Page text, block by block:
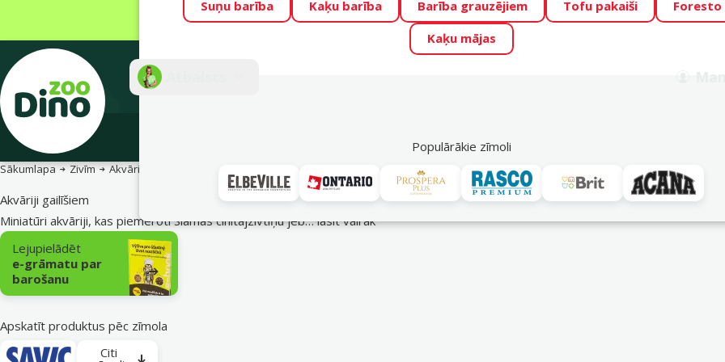
Visu mēnesi Dino Zoo piedāvā lieliskas cenas mīluļu TOP barībām! 🍖 →
Fotokonkurss “GADA ŪSAIŅI”! Varbūt tieši Tavs mīlulis būs 2027. gada
Suņu barība Kaķu barība Barība grauzējiem Tofu pakaiši
Foresto
Kaķu mājas
Populārākie zīmoli
Akciju piedāvājumi
Sākumlapa Zivīm Akvāriji un piederumi
Akvāriji gailīšiem
Miniatūri akvāriji, kas piemēroti Siāmas cīnītājzivtiņu jeb…lasīt vairāk
Apakškategorija
Lejupielādēt
e-grāmatu par
barošanu
Apskatīt produktus pēc zīmola
Citi